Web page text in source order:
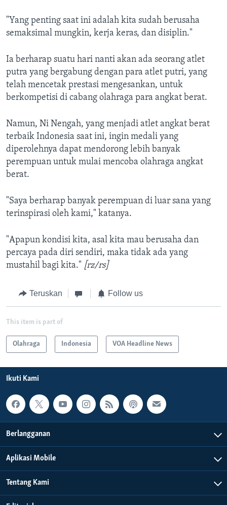
"Yang penting saat ini adalah kita sudah berusaha
semaksimal mungkin, kerja keras, dan disiplin."
Ia berharap suatu hari nanti akan ada seorang atlet
putra yang bergabung dengan para atlet putri, yang
telah mencetak prestasi mengesankan, untuk
berkompetisi di cabang olahraga para angkat berat.
Namun, Ni Nengah, yang menjadi atlet angkat berat
terbaik Indonesia saat ini, ingin medali yang
diperolehnya dapat mendorong lebih banyak
perempuan untuk mulai mencoba olahraga angkat
berat.
"Saya berharap banyak perempuan di luar sana yang
terinspirasi oleh kami," katanya.
"Apapun kondisi kita, asal kita mau berusaha dan
percaya pada diri sendiri, maka tidak ada yang
mustahil bagi kita." [rz/rs]
Teruskan Follow us
This item is part of
Olahraga Indonesia VOA Headline News
Ikuti Kami
Berlangganan
Aplikasi Mobile
Tentang Kami